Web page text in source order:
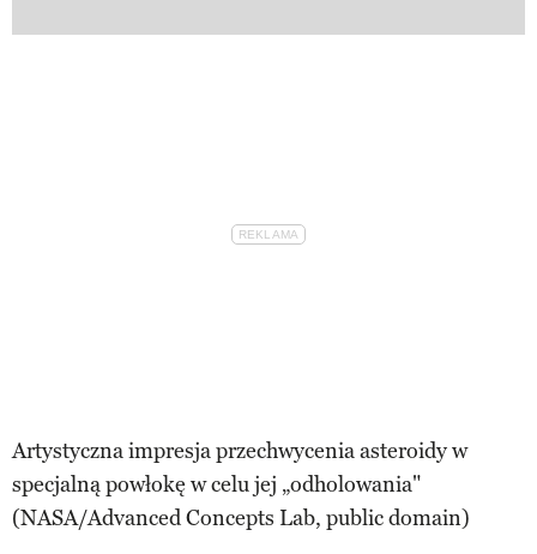
Artystyczna impresja przechwycenia asteroidy w
specjalną powłokę w celu jej „odholowania"
(NASA/Advanced Concepts Lab, public domain)